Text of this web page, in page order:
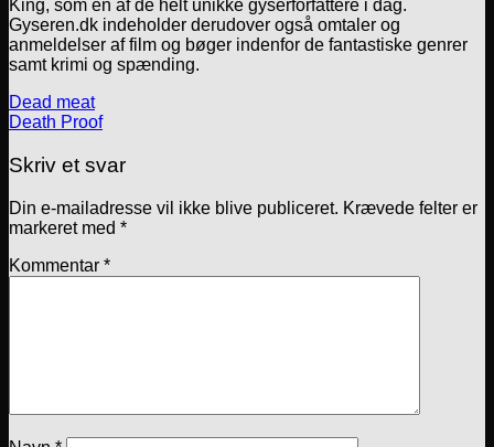
King, som en af de helt unikke gyserforfattere i dag.
Gyseren.dk indeholder derudover også omtaler og
anmeldelser af film og bøger indenfor de fantastiske genrer
samt krimi og spænding.
Dead meat
Death Proof
Skriv et svar
Din e-mailadresse vil ikke blive publiceret. Krævede felter er
markeret med *
Kommentar *